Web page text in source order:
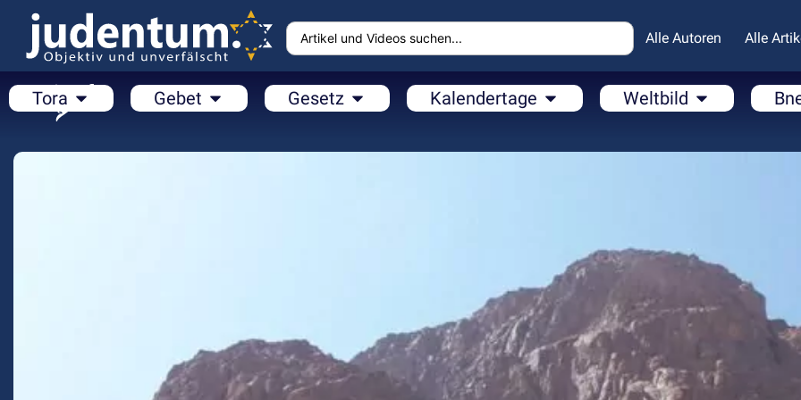
Alle Autoren Alle
Tora Gebet Gesetz Kalendertage Weltbild